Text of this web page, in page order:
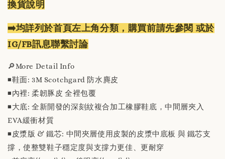
換貨說明
➡️均詳列於首頁左上角分類，購買前請先參閱 或於
IG/FB訊息聯繫討論
🔎More Detail Info
◾️鞋面: 3M Scotchgard 防水麂皮
◾️內裡: 柔韌豚皮 全裡包覆
◾️大底: 全新開發的深刻紋複合加工橡膠鞋底，中間層夾入
EVA緩衝材質
◾️皮漿版 & 鐵芯: 中間夾層使用皮製的皮漿中底板 與 鐵芯支
撐，使整雙鞋子穩定度與支撐力更佳、更耐穿